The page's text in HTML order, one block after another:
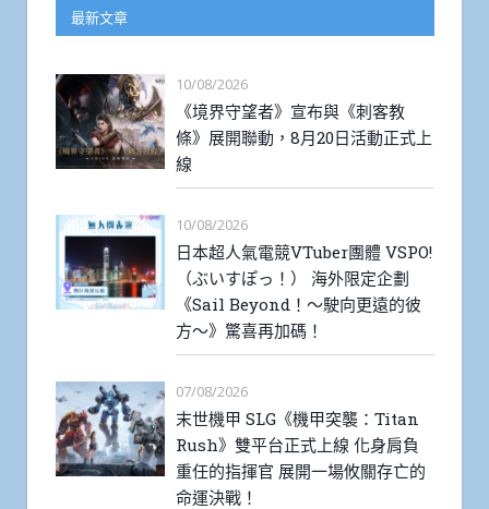
最新文章
10/08/2026
《境界守望者》宣布與《刺客教
條》展開聯動，8月20日活動正式上
線
10/08/2026
日本超人氣電競VTuber團體 VSPO!
（ぶいすぽっ！） 海外限定企劃
《Sail Beyond！～駛向更遠的彼
方～》驚喜再加碼！
07/08/2026
末世機甲 SLG《機甲突襲：Titan
Rush》雙平台正式上線 化身肩負
重任的指揮官 展開一場攸關存亡的
命運決戰！